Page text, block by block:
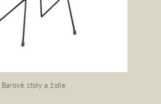
Barové stoly a židle